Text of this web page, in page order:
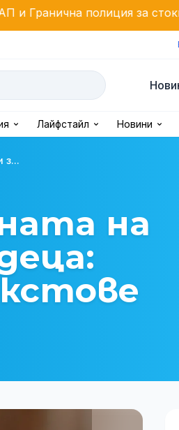
за стоки с висок
Лайфстайл Новини
з...
на